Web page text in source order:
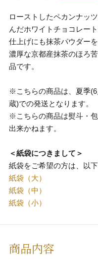
ローストしたペカンナッ
んだホワイトチョコレー
仕上げにも抹茶パウダーを
濃厚な京都産抹茶のほろ
品です。
※こちらの商品は、夏季
蔵)での発送となります。
※こちらの商品は熨斗・
出来かねます。
＜紙袋につきまして＞
紙袋をご希望の方は、以
紙袋（大）
紙袋（中）
紙袋（小）
商品内容